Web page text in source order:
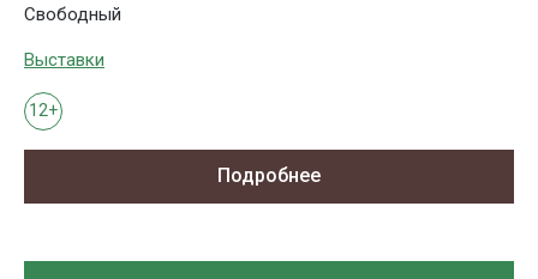
Свободный
Выставки
12+
Подробнее